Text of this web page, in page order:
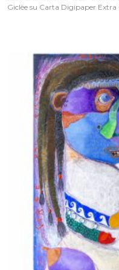
Giclèe su Carta Digipaper